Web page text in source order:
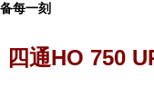
备每一刻
四通HO 750